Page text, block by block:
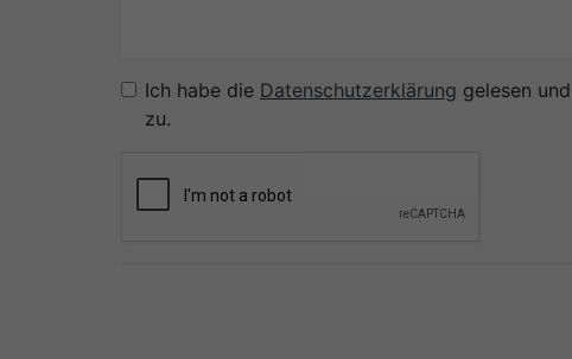
Ich habe die Datenschutzerklärung gelesen
zu.